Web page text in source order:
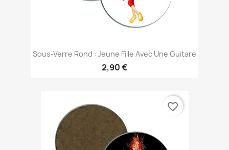
Sous-Verre Rond : Jeune Fille Avec Une Guitare
2,90 €
favorite_border